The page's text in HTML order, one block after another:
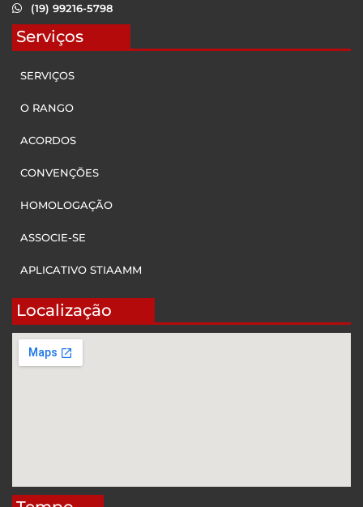
(19) 99216-5798
Serviços
SERVIÇOS
O RANGO
ACORDOS
CONVENÇÕES
HOMOLOGAÇÃO
ASSOCIE-SE
APLICATIVO STIAAMM
Localização